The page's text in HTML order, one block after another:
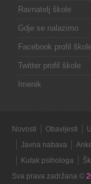
Ravnatelj škole
Gdje se nalazimo
Facebook profil
Twitter profil škole
Imenik
Novosti Obavijesti
Javna nabava
Kutak psihologa
Sva prava zadržana ©